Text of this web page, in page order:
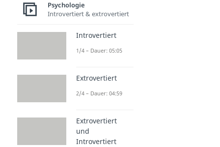
Psychologie
Introvertiert & extrovertiert
Introvertiert
1/4 – Dauer: 05:05
Extrovertiert
2/4 – Dauer: 04:59
Extrovertiert
und
Introvertiert